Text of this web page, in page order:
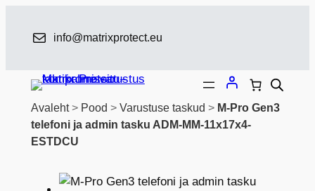
info@matrixprotect.eu
Avaleht> Pood > Varustuse taskud > M-Pro Gen3
telefoni ja admin tasku ADM-MM-11x17x4-
ESTDCU